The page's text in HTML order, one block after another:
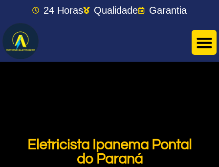
24 Horas Qualidade Garantia
Eletricista Ipanema Pontal
do Paraná